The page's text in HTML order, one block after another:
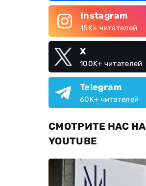
Instagram
15K+ читателей
X
100K+ читателей
Telegram
60K+ читателей
СМОТРИТЕ НАС НА
YOUTUBE